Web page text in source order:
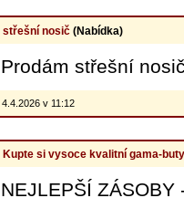
střešní nosič(Nabídka)
Prodám střešní
4.4.2026 v 11:12
Kupte si vysoce kvalitní gama-
NEJLEPŠÍ